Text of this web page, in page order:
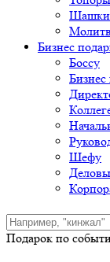
Шашки
Бизнес
Боссу
Бизнес
Шефу
Подарок по